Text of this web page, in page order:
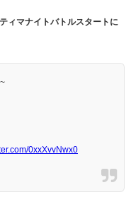
ィマナイトバトルスタートに
0xxXvvNwx0